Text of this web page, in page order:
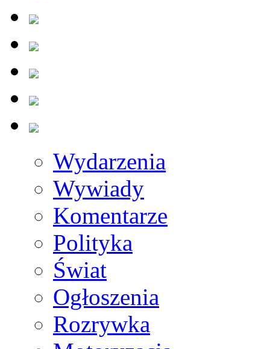
Wydarzenia
Wywiady
Komentarze
Polityka
Świat
Ogłoszenia
Rozrywka